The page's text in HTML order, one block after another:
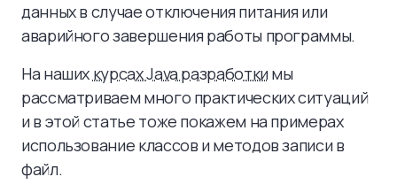
данных в случае отключения питания или
аварийного завершения работы программы.
На наших курсах Java разработкимы
рассматриваем много практических ситуаций
и в этой статье тоже покажем на примерах
использование классов и методов записи в
файл.